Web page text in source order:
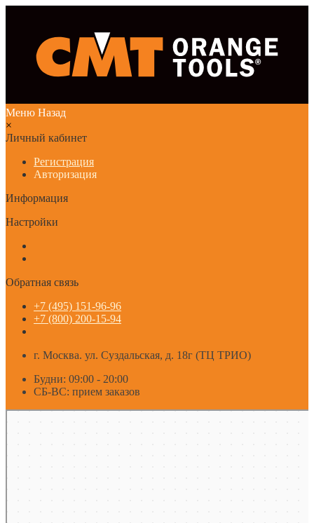
Меню Назад
×
Личный кабинет
Регистрация
Авторизация
Информация
Настройки
Обратная связь
+7 (495) 151-96-96
+7 (800) 200-15-94
г. Москва. ул. Суздальская, д. 18г (ТЦ ТРИО)
Будни: 09:00 - 20:00
СБ-ВС: прием заказов